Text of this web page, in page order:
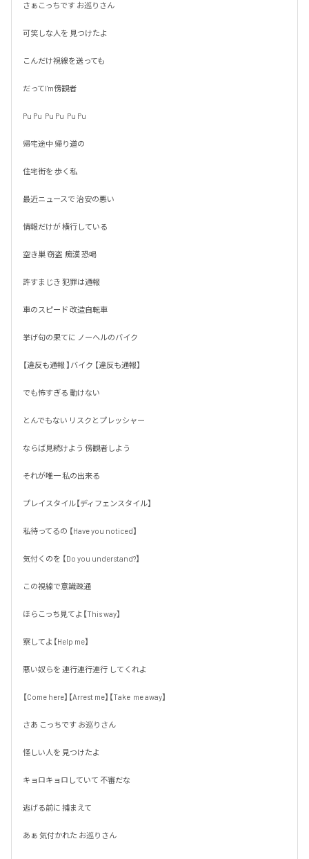
さぁこっちです お巡りさん
可笑しな人を 見つけたよ
こんだけ視線を送っても
だってI'm傍観者
Pu Pu  Pu Pu  Pu Pu
帰宅途中 帰り道の
住宅街を 歩く私
最近ニュースで 治安の悪い
情報だけが 横行している
空き巣 窃盗  痴漢 恐喝
許すまじき 犯罪は通報
車のスピード 改造自転車
挙げ句の果てに ノーヘルのバイク
【違反も通報 】バイク 【違反も通報】
でも怖すぎる 動けない
とんでもない リスクとプレッシャー
ならば見続けよう 傍観者しよう
それが唯一 私の出来る
プレイスタイル【ディフェンスタイル】
私待ってるの 【Have you noticed】
気付くのを 【Do you understand?】
この視線で意識疎通
ほらこっち見てよ【This way】
察してよ【Help me】
悪い奴らを 連行連行連行 してくれよ
【Come here】【Arrest me】【Take  me away】
さあ こっちです お巡りさん
怪しい人を 見つけたよ
キョロキョロしていて 不審だな
逃げる前に 捕まえて
あぁ 気付かれた お巡りさん